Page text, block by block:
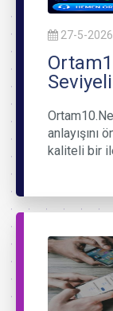
27-5-2026
anlayışını
kaliteli bir